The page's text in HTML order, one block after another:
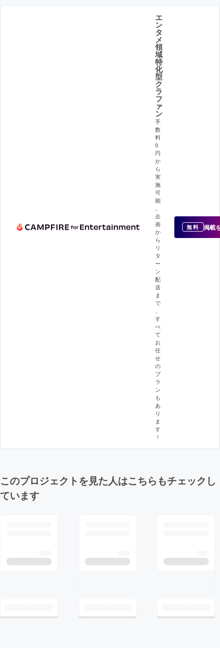
エ
ン
タ
メ
領
域
特
化
型
ク
ラ
フ
ァ
ン
手
数
料
0
円
か
ら
実
施
可
能
企
画
か
ら
リ
タ
ー
ン
配
送
ま
で
す
べ
て
お
任
せ
の
プ
ラ
ン
も
あ
り
ま
す
！
無料 掲載
このプロジェクトを見た人はこちらもチェックし
ています